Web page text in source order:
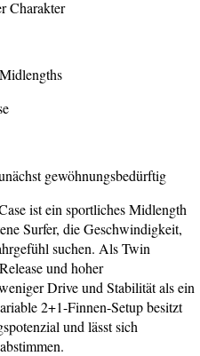
Charakter
gewöhnungsbedürftig
ist ein sportliches Midlength
Surfer, die Geschwindigkeit,
suchen. Als Twin
und hoher
Drive und Stabilität als ein
2+1-Finnen-Setup besitzt
und lässt sich